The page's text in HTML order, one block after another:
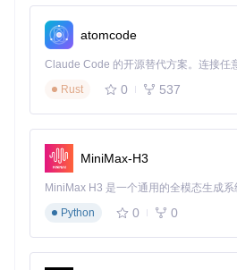
atomcode
Rust
0 537
MiniMax-H3
Python
0 0